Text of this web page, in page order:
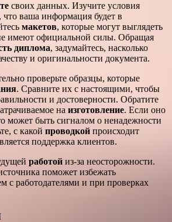
своих данных. Изучите условия
что ваша информация будет в
макетов, которые могут выглядеть
имеют официальной силы. Обращая
диплома, задумайтесь, насколько
и оригинальности документа.
проверьте образцы, которые
. Сравните их с настоящими, чтобы
и достоверности. Обратите
на изготовление. Если оно
может быть сигналом о ненадежности
с какой проводкой происходит
поддержка клиентов.
работой из-за неосторожности.
поможет избежать
с работодателями и при проверках